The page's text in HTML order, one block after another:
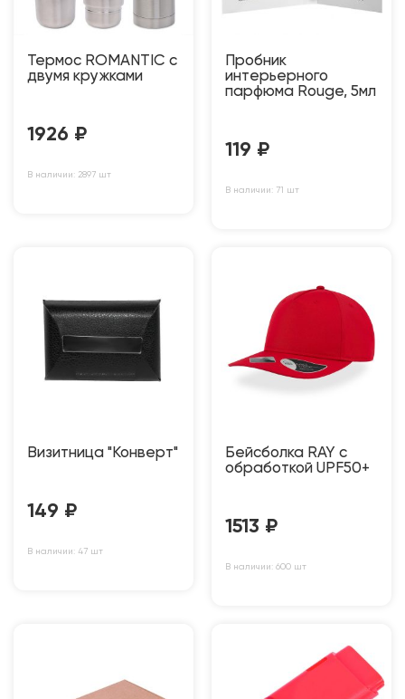
Термос ROMANTIC с
двумя кружками
1926 ₽
В наличии: 2897 шт
Пробник
интерьерного
парфюма Rouge, 5мл
119 ₽
В наличии: 71 шт
Визитница "Конверт"
149 ₽
В наличии: 47 шт
Бейсболка RAY с
обработкой UPF50+
1513 ₽
В наличии: 600 шт